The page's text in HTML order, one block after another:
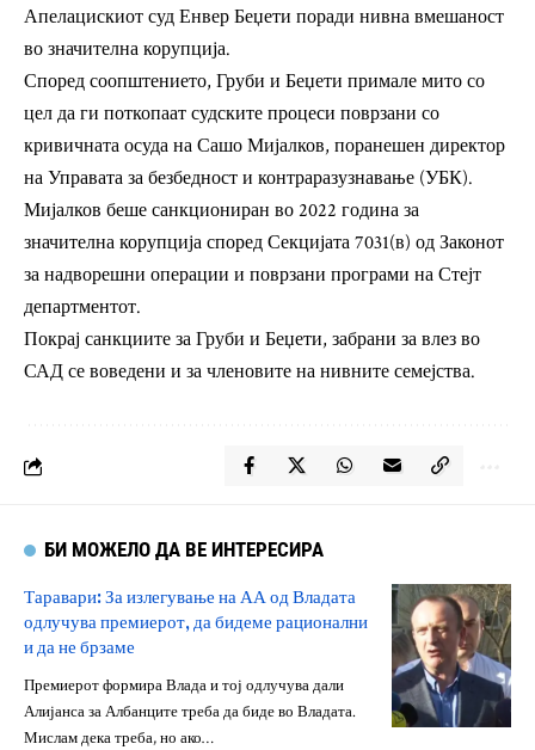
Апелацискиот суд Енвер Беџети поради нивна вмешаност
во значителна корупција.
Според соопштението, Груби и Беџети примале мито со
цел да ги поткопаат судските процеси поврзани со
кривичната осуда на Сашо Мијалков, поранешен директор
на Управата за безбедност и контраразузнавање (УБК).
Мијалков беше санкциониран во 2022 година за
значителна корупција според Секцијата 7031(в) од Законот
за надворешни операции и поврзани програми на Стејт
департментот.
Покрај санкциите за Груби и Беџети, забрани за влез во
САД се воведени и за членовите на нивните семејства.
БИ МОЖЕЛО ДА ВЕ ИНТЕРЕСИРА
Таравари: За излегување на АА од Владата
одлучува премиерот, да бидеме рационални
и да не брзаме
Премиерот формира Влада и тој одлучува дали
Алијанса за Албанците треба да биде во Владата.
Мислам дека треба, но ако…